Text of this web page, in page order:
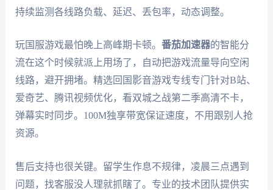
持续监测各线路负载、延迟、丢包率，动态调整。
玩国服游戏最怕晚上高峰期卡顿。 番茄加速器的智能分
流在这个时候就派上用场了，自动把游戏流量导向空闲
线路，避开拥堵。精选回国影音游戏专线专门针对B站、
爱奇艺、腾讯视频优化，看双城之战第二季高清不卡，
弹幕实时同步。100M独享带宽保证速度，不用跟别人抢
资源。
售后支持也很关键。留学生作息不规律，凌晨三点遇到
问题，找客服没人理就抓瞎了。专业的技术团队提供实